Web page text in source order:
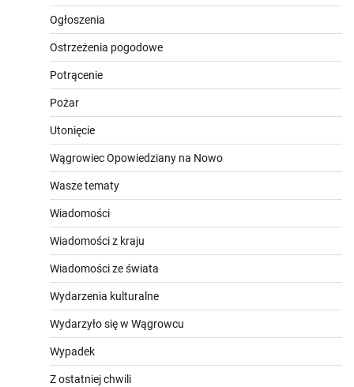
Ogłoszenia
Ostrzeżenia pogodowe
Potrącenie
Pożar
Utonięcie
Wągrowiec Opowiedziany na Nowo
Wasze tematy
Wiadomości
Wiadomości z kraju
Wiadomości ze świata
Wydarzenia kulturalne
Wydarzyło się w Wągrowcu
Wypadek
Z ostatniej chwili